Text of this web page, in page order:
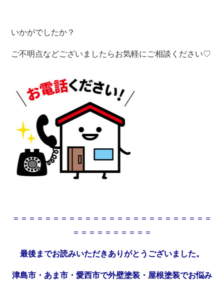
いかがでしたか？
ご不明点などございましたらお気軽にご相談ください♡
＝＝＝＝＝＝＝＝＝＝＝＝＝＝＝＝＝＝＝＝＝＝＝＝＝
＝＝＝＝＝＝＝＝＝＝
最後までお読みいただきありがとうございました。
津島市・あま市・愛西市で外壁塗装・屋根塗装でお悩み